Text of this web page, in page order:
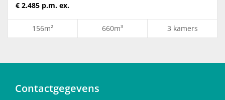
€ 2.485 p.m. ex.
156m² 660m³ 3 kamers
Contactgegevens